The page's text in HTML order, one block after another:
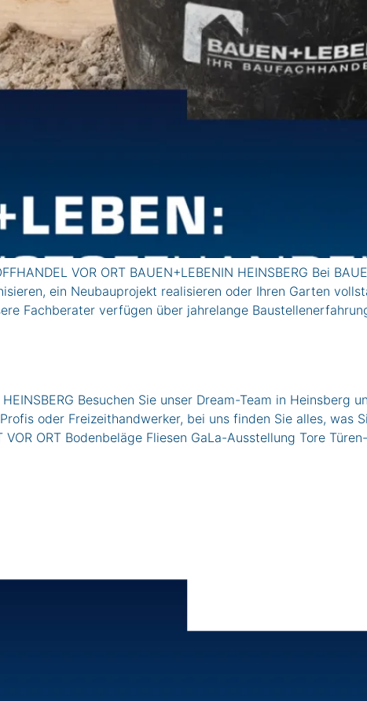
VOR ORT BAUEN+LEBENIN HEINSBERG Bei
ein Neubauprojekt realisieren oder Ihren Garten
Fachberater verfügen über jahrelange
Besuchen Sie unser Dream-Team in Heinsberg
oder Freizeithandwerker, bei uns finden Sie alles, was
VOR ORT Bodenbeläge Fliesen GaLa-Ausstellung Tore